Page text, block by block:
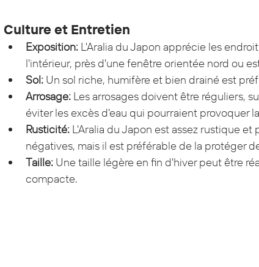
Culture et Entretien
Exposition: L'Aralia du Japon apprécie les
l'intérieur, près d'une fenêtre orientée nord ou
Sol: Un sol riche, humifère et bien drainé est
Arrosage: Les arrosages doivent être réguliers,
éviter les excès d'eau qui pourraient provoquer
Rusticité: L'Aralia du Japon est assez rustique
négatives, mais il est préférable de la protéger
Taille: Une taille légère en fin d'hiver peut être
compacte.